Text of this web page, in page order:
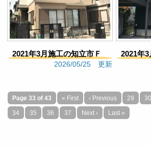
見積もり
応していただき施工完了までお
他社と検討しておりましたがエ
をして良かったです。施工中も
今後も保証期間お世話になりま
いたします。地元密着の信頼で
口コミ一覧を見る
2021年3月施工の知立市Ｆ
2026/05/25 更新
2021年
Page 33 of 43 « First ‹ Previous 29 30
34 35 36 37 Next › Last »